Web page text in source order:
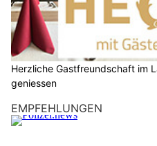
Herzliche Gastfreundschaft im
geniessen
EMPFEHLUNGEN